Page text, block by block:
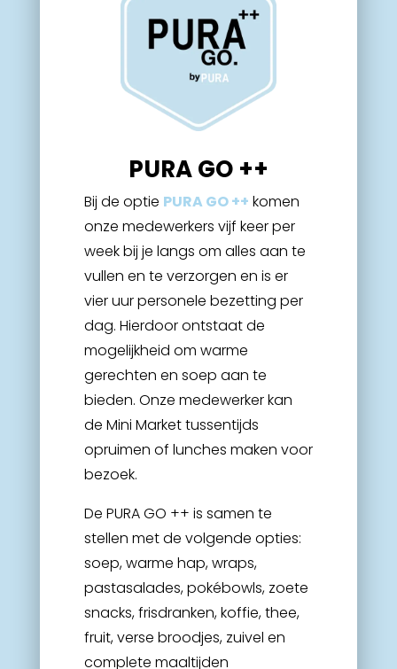
PURA GO ++
Bij de optie PURA GO ++ komen
onze medewerkers vijf keer per
week bij je langs om alles aan te
vullen en te verzorgen en is er
vier uur personele bezetting per
dag. Hierdoor ontstaat de
mogelijkheid om warme
gerechten en soep aan te
bieden. Onze medewerker kan
de Mini Market tussentijds
opruimen of lunches maken voor
bezoek.
De PURA GO ++ is samen te
stellen met de volgende opties:
soep, warme hap, wraps,
pastasalades, pokébowls, zoete
snacks, frisdranken, koffie, thee,
fruit, verse broodjes, zuivel en
complete maaltijden